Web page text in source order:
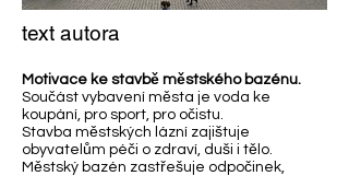
text autora
Motivace ke stavbě městského bazénu.
Součást vybavení města je voda ke
koupání, pro sport, pro očistu.
Stavba městských lázní zajištuje
obyvatelům péči o zdraví, duši i tělo.
Městský bazén zastřešuje odpočinek,